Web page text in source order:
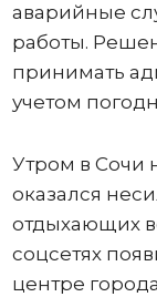
аварийные
работы.
принимать
учетом
Утром в Сочи
оказался
отдыхающих
соцсетях
центре